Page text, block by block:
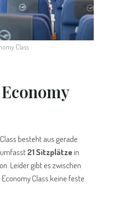
Class
besteht aus gerade
21 Sitzplätzein
Leider gibt es zwischen
Class keine feste